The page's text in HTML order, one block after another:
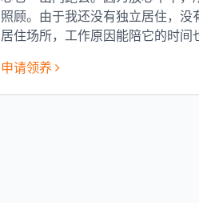
照顾。由于我还没有独立居住，没
居住场所，工作原因能陪它的时间
望它能在一个好的家庭里，有很爱
经常带它散步、跑步，让它活的恣
申请领养